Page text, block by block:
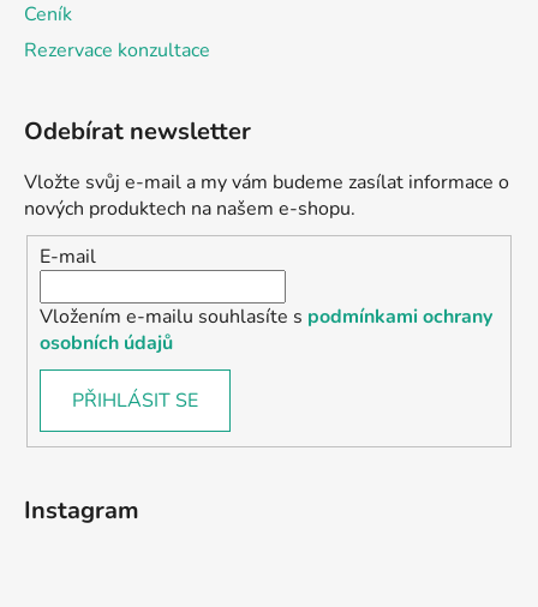
Ceník
Rezervace konzultace
Odebírat newsletter
Vložte svůj e-mail a my vám budeme zasílat informace o
nových produktech na našem e-shopu.
E-mail
Vložením e-mailu souhlasíte s podmínkami ochrany
osobních údajů
PŘIHLÁSIT SE
Instagram